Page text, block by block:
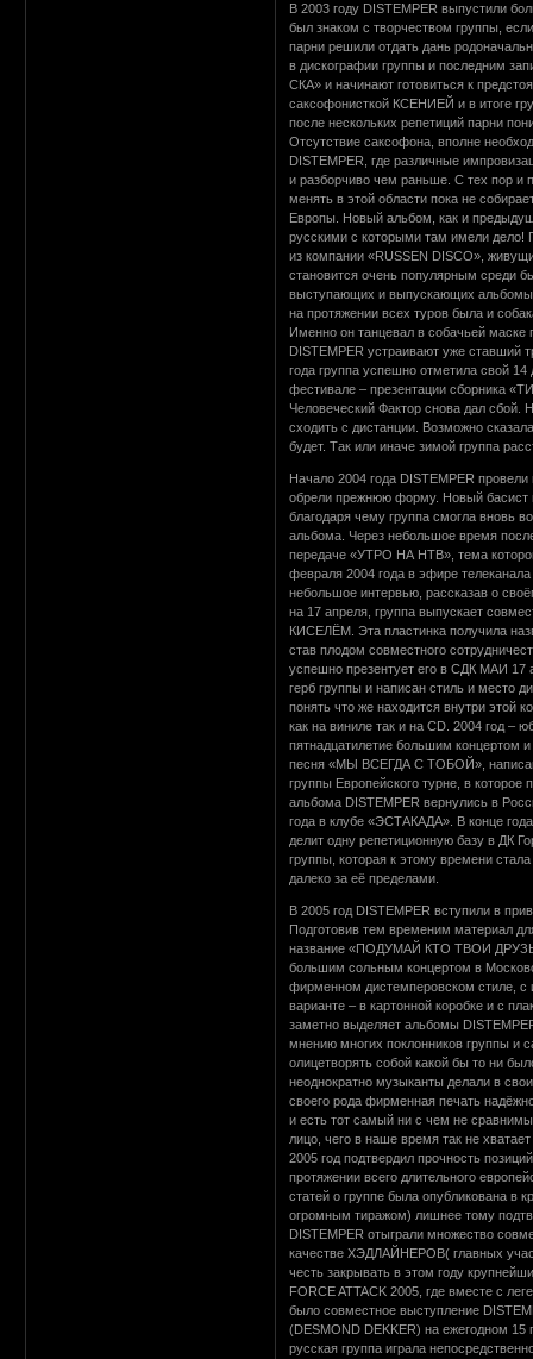
В 2003 году DISTEMPER выпустили
был знаком с творчеством группы,
парни решили отдать дань
в дискографии группы и последним
СКА» и начинают готовиться к
саксофонисткой КСЕНИЕЙ и в итоге
после нескольких репетиций парни
Отсутствие саксофона, вполне
DISTEMPER, где различные
и разборчиво чем раньше. С тех пор и
менять в этой области пока не
Европы. Новый альбом, как и
русскими с которыми там имели дело!
из компании «RUSSEN DISCO»,
становится очень популярным среди
выступающих и выпускающих альбомы
на протяжении всех туров была и
Именно он танцевал в собачьей
DISTEMPER устраивают уже ставший
года группа успешно отметила свой
фестивале – презентации сборника
Человеческий Фактор снова дал сбой.
сходить с дистанции. Возможно
будет. Так или иначе зимой группа
Начало 2004 года DISTEMPER
обрели прежнюю форму. Новый басист
благодаря чему группа смогла вновь
альбома. Через небольшое время
передаче «УТРО НА НТВ», тема
февраля 2004 года в эфире
небольшое интервью, рассказав о
на 17 апреля, группа выпускает
КИСЕЛЁМ. Эта пластинка получила
став плодом совместного
успешно презентует его в СДК МАИ 17
герб группы и написан стиль и место
понять что же находится внутри этой
как на виниле так и на CD. 2004 год –
пятнадцатилетие большим концертом
песня «МЫ ВСЕГДА С ТОБОЙ»,
группы Европейского турне, в которое
альбома DISTEMPER вернулись в
года в клубе «ЭСТАКАДА». В конце
делит одну репетиционную базу в ДК
группы, которая к этому времени
далеко за её пределами.
В 2005 год DISTEMPER вступили в
Подготовив тем временим материал
название «ПОДУМАЙ КТО ТВОИ
большим сольным концертом в
фирменном дистемперовском стиле,
варианте – в картонной коробке и с
заметно выделяет альбомы
мнению многих поклонников группы и
олицетворять собой какой бы то ни
неоднократно музыканты делали в
своего рода фирменная печать
и есть тот самый ни с чем не
лицо, чего в наше время так не
2005 год подтвердил прочность
протяжении всего длительного
статей о группе была опубликована в
огромным тиражом) лишнее тому
DISTEMPER отыграли множество
качестве ХЭДЛАЙНЕРОВ( главных
честь закрывать в этом году
FORCE ATTACK 2005, где вместе с
было совместное выступление
(DESMOND DEKKER) на ежегодном 15
русская группа играла